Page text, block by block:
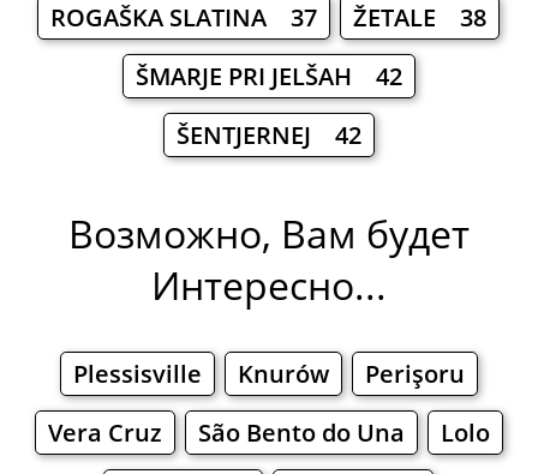
ROGAŠKA SLATINA 37
ŽETALE 38
ŠMARJE PRI JELŠAH 42
ŠENTJERNEJ 42
Возможно, Вам будет
Интересно...
Plessisville Knurów
Perişoru
Vera Cruz
São Bento do Una
Lolo